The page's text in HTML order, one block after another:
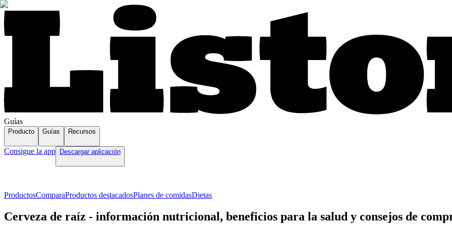
Guías
Producto Guías Recursos
Consigue la app Descargar aplicación
ProductosComparaProductos destacadosPlanes de comidasDietas
Cerveza de raíz - información nutricional, beneficios para la salud y consejos de